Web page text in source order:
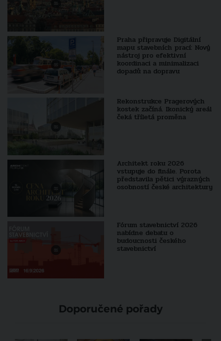
Praha připravuje Digitální
mapu stavebních prací: Nový
nástroj pro efektivní
koordinaci a minimalizaci
dopadů na dopravu
Rekonstrukce Pragerových
kostek začíná. Ikonický areál
čeká tříletá proměna
Architekt roku 2026
vstupuje do finále. Porota
představila pětici výrazných
osobností české architektury
Fórum stavebnictví 2026
nabídne debatu o
budoucnosti českého
stavebnictví
Doporučené pořady